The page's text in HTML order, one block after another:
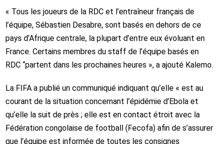
« Tous les joueurs de la RDC et l’entraîneur français de
l’équipe, Sébastien Desabre, sont basés en dehors de ce
pays d’Afrique centrale, la plupart d’entre eux évoluant en
France. Certains membres du staff de l’équipe basés en
RDC “partent dans les prochaines heures », a ajouté Kalemo.
La FIFA a publié un communiqué indiquant qu’elle « est au
courant de la situation concernant l’épidémie d’Ebola et
qu’elle la suit de près ; elle est en contact étroit avec la
Fédération congolaise de football (Fecofa) afin de s’assurer
que l’équipe est informée de toutes les consignes